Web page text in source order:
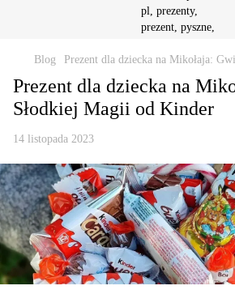
Blog Prezent dla dziecka na Mikołaja:
Prezent dla dziecka na
Słodkiej Magii od Kinder
14 listopada 2023